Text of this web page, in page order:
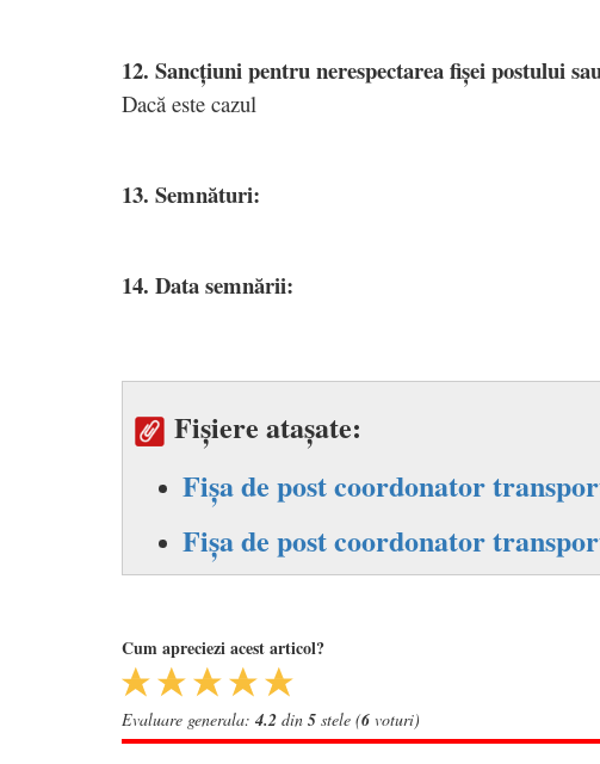
12. Sancțiuni pentru nerespectarea fișei postului
Dacă este cazul
13. Semnături:
14. Data semnării:
Fișiere atașate:
Fișa de post coordonator
Fișa de post coordonator
Cum apreciezi acest articol?
Evaluare generala: 4.2 din 5 stele (6 voturi)